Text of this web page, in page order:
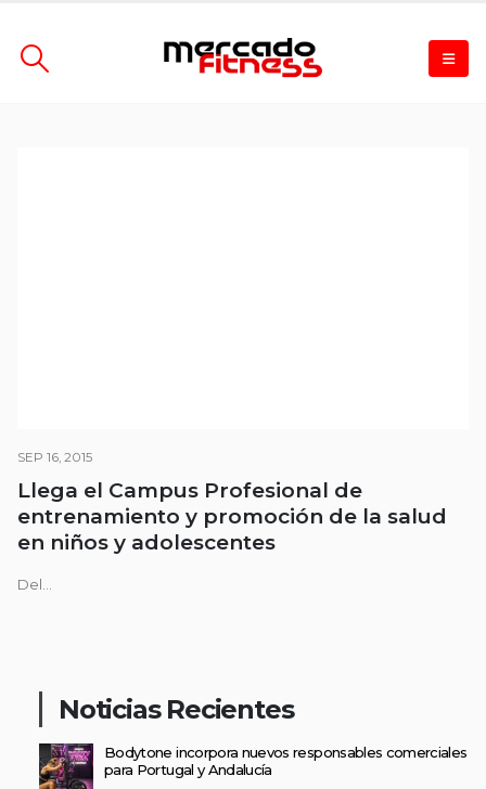
SEP 16, 2015
Llega el Campus Profesional de
entrenamiento y promoción de la salud
en niños y adolescentes
Del...
Noticias Recientes
Bodytone incorpora nuevos responsables comerciales
para Portugal y Andalucía